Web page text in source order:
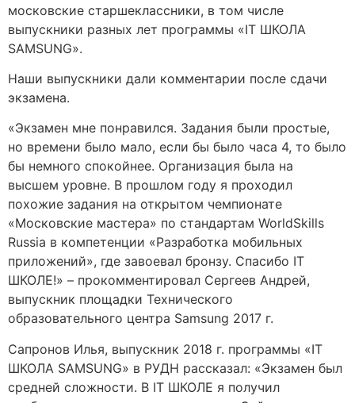
московские старшеклассники, в том числе
выпускники разных лет программы «IT ШКОЛА
SAMSUNG».
Наши выпускники дали комментарии после сдачи
экзамена.
«Экзамен мне понравился. Задания были простые,
но времени было мало, если бы было часа 4, то было
бы немного спокойнее. Организация была на
высшем уровне. В прошлом году я проходил
похожие задания на открытом чемпионате
«Московские мастера» по стандартам WorldSkills
Russia в компетенции «Разработка мобильных
приложений», где завоевал бронзу. Спасибо IT
ШКОЛЕ!» – прокомментировал Сергеев Андрей,
выпускник площадки Технического
образовательного центра Samsung 2017 г.
Сапронов Илья, выпускник 2018 г. программы «IT
ШКОЛА SAMSUNG» в РУДН рассказал: «Экзамен был
средней сложности. В IT ШКОЛЕ я получил